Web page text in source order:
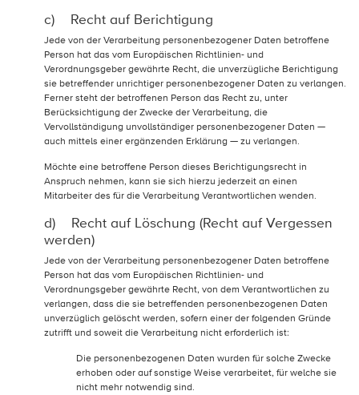
c) Recht auf Berichtigung
Jede von der Verarbeitung personenbezogener Daten betroffene
Person hat das vom Europäischen Richtlinien- und
Verordnungsgeber gewährte Recht, die unverzügliche Berichtigung
sie betreffender unrichtiger personenbezogener Daten zu verlangen.
Ferner steht der betroffenen Person das Recht zu, unter
Berücksichtigung der Zwecke der Verarbeitung, die
Vervollständigung unvollständiger personenbezogener Daten —
auch mittels einer ergänzenden Erklärung — zu verlangen.
Möchte eine betroffene Person dieses Berichtigungsrecht in
Anspruch nehmen, kann sie sich hierzu jederzeit an einen
Mitarbeiter des für die Verarbeitung Verantwortlichen wenden.
d) Recht auf Löschung (Recht auf Vergessen
werden)
Jede von der Verarbeitung personenbezogener Daten betroffene
Person hat das vom Europäischen Richtlinien- und
Verordnungsgeber gewährte Recht, von dem Verantwortlichen zu
verlangen, dass die sie betreffenden personenbezogenen Daten
unverzüglich gelöscht werden, sofern einer der folgenden Gründe
zutrifft und soweit die Verarbeitung nicht erforderlich ist:
Die personenbezogenen Daten wurden für solche Zwecke
erhoben oder auf sonstige Weise verarbeitet, für welche sie
nicht mehr notwendig sind.